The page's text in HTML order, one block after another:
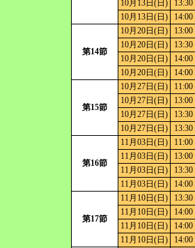
10月13日(日)
13:30
10月13日(日)
14:00
第14節
10月20日(日) 13:00
10月20日(日)
13:30
10月20日(日)
14:00
10月20日(日)
14:00
第15節
10月27日(日) 11:00
10月27日(日)
13:00
10月27日(日)
13:30
10月27日(日)
13:30
第16節
11月03日(日) 11:00
11月03日(日)
13:00
11月03日(日)
13:30
11月03日(日)
14:00
第17節
11月10日(日) 13:30
11月10日(日)
14:00
11月10日(日)
14:00
11月10日(日)
14:00